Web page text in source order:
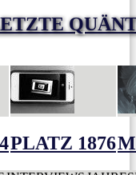
PLATZ 1876